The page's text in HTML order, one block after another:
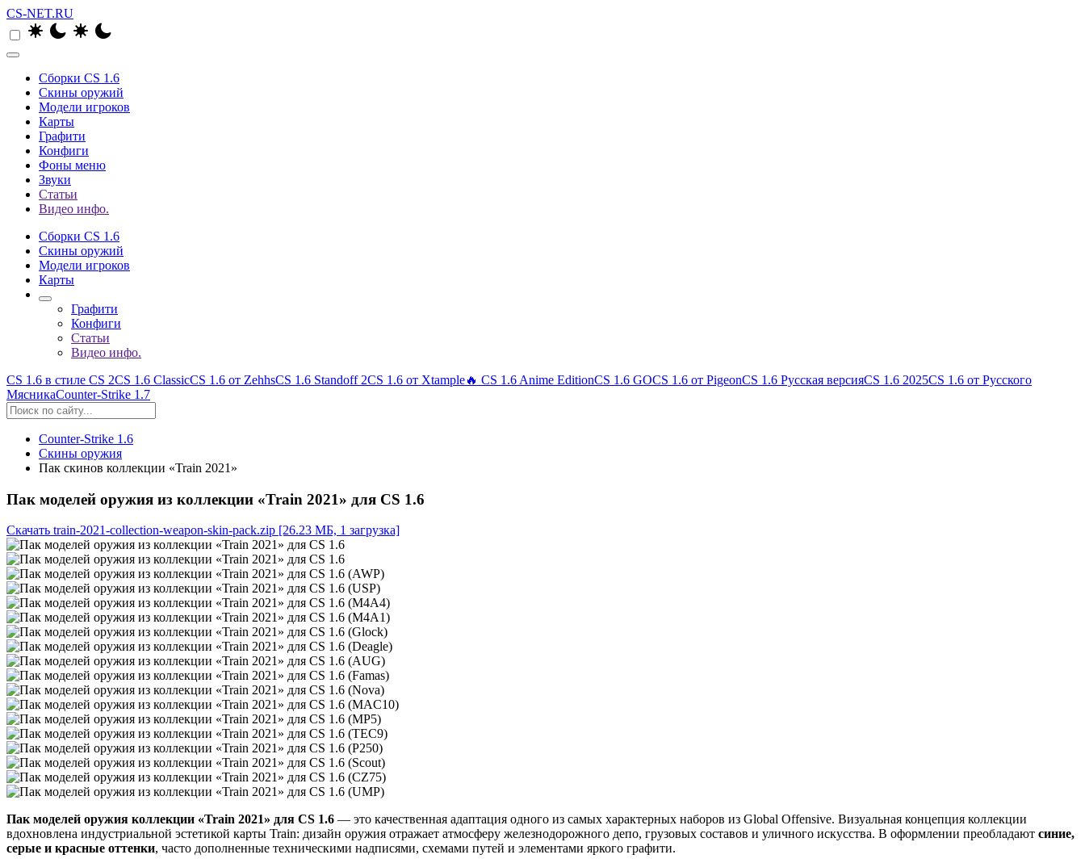
CS-NET.RU
Сборки CS 1.6
Скины оружий
Модели игроков
Карты
Графити
Конфиги
Фоны меню
Звуки
Статьи
Видео инфо.
Сборки CS 1.6
Скины оружий
Модели игроков
Карты
Графити
Конфиги
Статьи
Видео инфо.
CS 1.6 в стиле CS 2CS 1.6 ClassicCS 1.6 от ZehhsCS 1.6 Standoff 2CS 1.6 от Xtample🔥 CS 1.6 Anime EditionCS 1.6 GOCS 1.6 от PigeonCS 1.6 Русская версияCS 1.6 2025CS 1.6 от Русского
МясникаCounter-Strike 1.7
Counter-Strike 1.6
Скины оружия
Пак скинов коллекции «Train 2021»
Пак моделей оружия из коллекции «Train 2021» для CS 1.6
Скачать train-2021-collection-weapon-skin-pack.zip [26.23 МБ, 1 загрузка]
Пак моделей оружия коллекции «Train 2021» для CS 1.6 — это качественная адаптация одного из самых характерных наборов из Global Offensive. Визуальная концепция коллекции
вдохновлена индустриальной эстетикой карты Train: дизайн оружия отражает атмосферу железнодорожного депо, грузовых составов и уличного искусства. В оформлении преобладают синие,
серые и красные оттенки, часто дополненные техническими надписями, схемами путей и элементами яркого графити.